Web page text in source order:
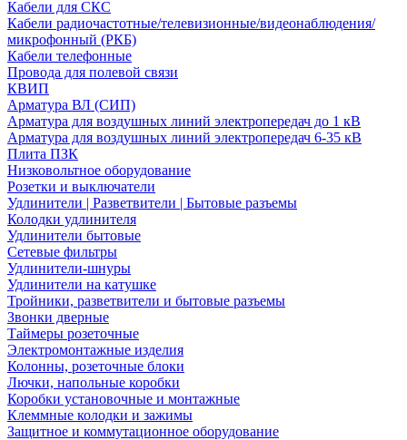
Кабели для СКС
Кабели радиочастотные/телевизионные/видеонаблюдения/
микрофонный (РКБ)
Кабели телефонные
Провода для полевой связи
КВИП
Арматура ВЛ (СИП)
Арматура для воздушных линий электропередач до 1 кВ
Арматура для воздушных линий электропередач 6-35 кВ
Плита ПЗК
Низковольтное оборудование
Розетки и выключатели
Удлинители | Разветвители | Бытовые разъемы
Колодки удлинителя
Удлинители бытовые
Сетевые фильтры
Удлинители-шнуры
Удлинители на катушке
Тройники, разветвители и бытовые разъемы
Звонки дверные
Таймеры розеточные
Электромонтажные изделия
Колонны, розеточные блоки
Лючки, напольные коробки
Коробки установочные и монтажные
Клеммные колодки и зажимы
Защитное и коммутационное оборудование